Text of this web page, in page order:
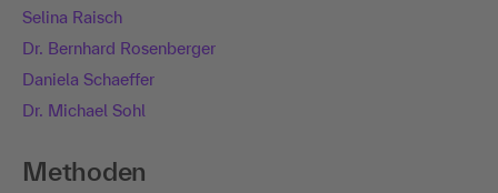
Selina Raisch
Dr. Bernhard Rosenberger
Daniela Schaeffer
Dr. Michael Sohl
Methoden